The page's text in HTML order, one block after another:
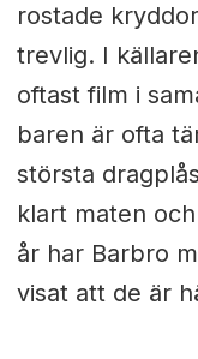
rostade
trevlig. I
oftast film i
baren är ofta
största
klart maten
år har Barbro
visat att de är